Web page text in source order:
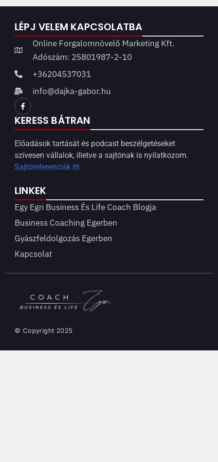
LÉPJ VELEM KAPCSOLATBA
Online Forgalomnövelő Marketing Kft.
Adószám: 25801987-2-10
+36204537031
info@dajka-gabor.hu
KERESS BÁTRAN
Előadások tartását és podcast beszélgetéseket
szívesen vállalok, illetve a sajtónak is nyilatkozom.
Sajtóreferenciák itt.
LINKEK
Egy Egri Business És Life Coach Blogja
Business Coaching Egerben
Gyászfeldolgozás Egerben
Kapcsolat
© Copyright 2025